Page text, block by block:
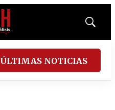
Mostrar
ÚLTIMAS NOTICIAS